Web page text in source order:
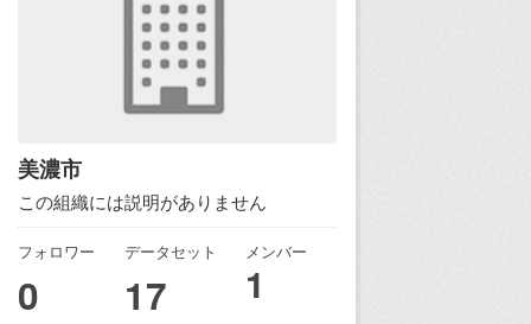
美濃市
この組織には説明がありません
フォロワー
0
データセット
17
メンバー
1